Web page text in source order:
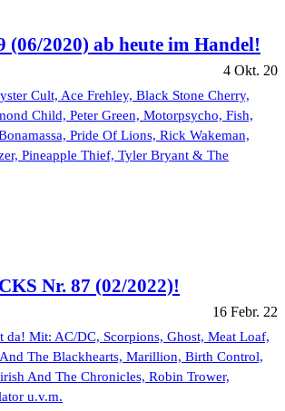
(06/2020) ab heute im Handel!
4 Okt. 20
Cult, Ace Frehley, Black Stone Cherry,
Child, Peter Green, Motorpsycho, Fish,
Pride Of Lions, Rick Wakeman,
Pineapple Thief, Tyler Bryant & The
Nr. 87 (02/2022)!
16 Febr. 22
da! Mit: AC/DC, Scorpions, Ghost, Meat Loaf,
The Blackhearts, Marillion, Birth Control,
And The Chronicles, Robin Trower,
u.v.m.